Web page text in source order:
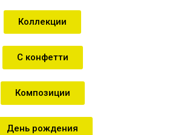
Коллекции
С конфетти
Композиции
День рождения